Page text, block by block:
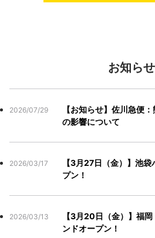
お知らせ
2026/07/29
【お知らせ】佐川急便
の影響について
2026/03/17
【3月27日（金）】池
プン！
2026/03/13
【3月20日（金）】福
ンドオープン！